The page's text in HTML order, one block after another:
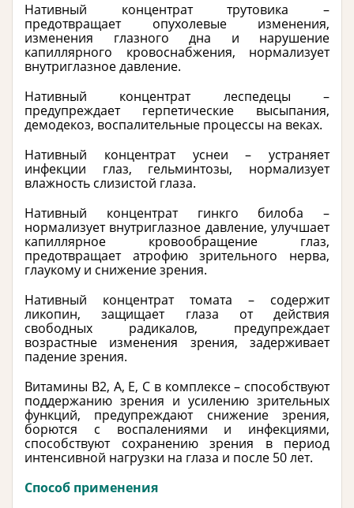
Нативный концентрат трутовика –
предотвращает опухолевые изменения,
изменения глазного дна и нарушение
капиллярного кровоснабжения, нормализует
внутриглазное давление.
Нативный концентрат леспедецы –
предупреждает герпетические высыпания,
демодекоз, воспалительные процессы на веках.
Нативный концентрат уснеи – устраняет
инфекции глаз, гельминтозы, нормализует
влажность слизистой глаза.
Нативный концентрат гинкго билоба –
нормализует внутриглазное давление, улучшает
капиллярное кровообращение глаз,
предотвращает атрофию зрительного нерва,
глаукому и снижение зрения.
Нативный концентрат томата – содержит
ликопин, защищает глаза от действия
свободных радикалов, предупреждает
возрастные изменения зрения, задерживает
падение зрения.
Витамины В2, А, Е, С в комплексе – способствуют
поддержанию зрения и усилению зрительных
функций, предупреждают снижение зрения,
борются с воспалениями и инфекциями,
способствуют сохранению зрения в период
интенсивной нагрузки на глаза и после 50 лет.
Способ применения